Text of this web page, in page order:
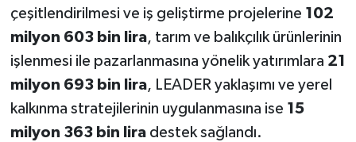
çeşitlendirilmesi ve iş geliştirme projelerine 102
milyon 603 bin lira, tarım ve balıkçılık ürünlerinin
işlenmesi ile pazarlanmasına yönelik yatırımlara 21
milyon 693 bin lira, LEADER yaklaşımı ve yerel
kalkınma stratejilerinin uygulanmasına ise 15
milyon 363 bin liradestek sağlandı.